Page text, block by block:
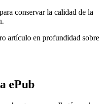
conservar la calidad de la
artículo en profundidad sobre
ePub